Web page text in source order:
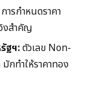
การกำหนดราคา
งสำคัญ
ฐฯ:ตัวเลข Non-
กทำให้ราคาทอง